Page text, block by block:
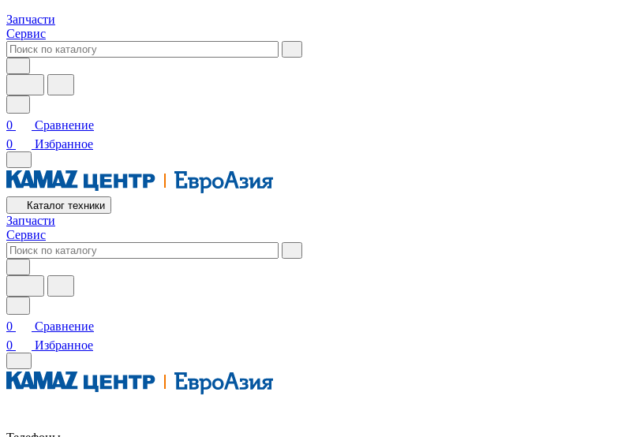
Запчасти
Сервис
0
Сравнение
0
Избранное
Каталог техники
Запчасти
Сервис
0
Сравнение
0
Избранное